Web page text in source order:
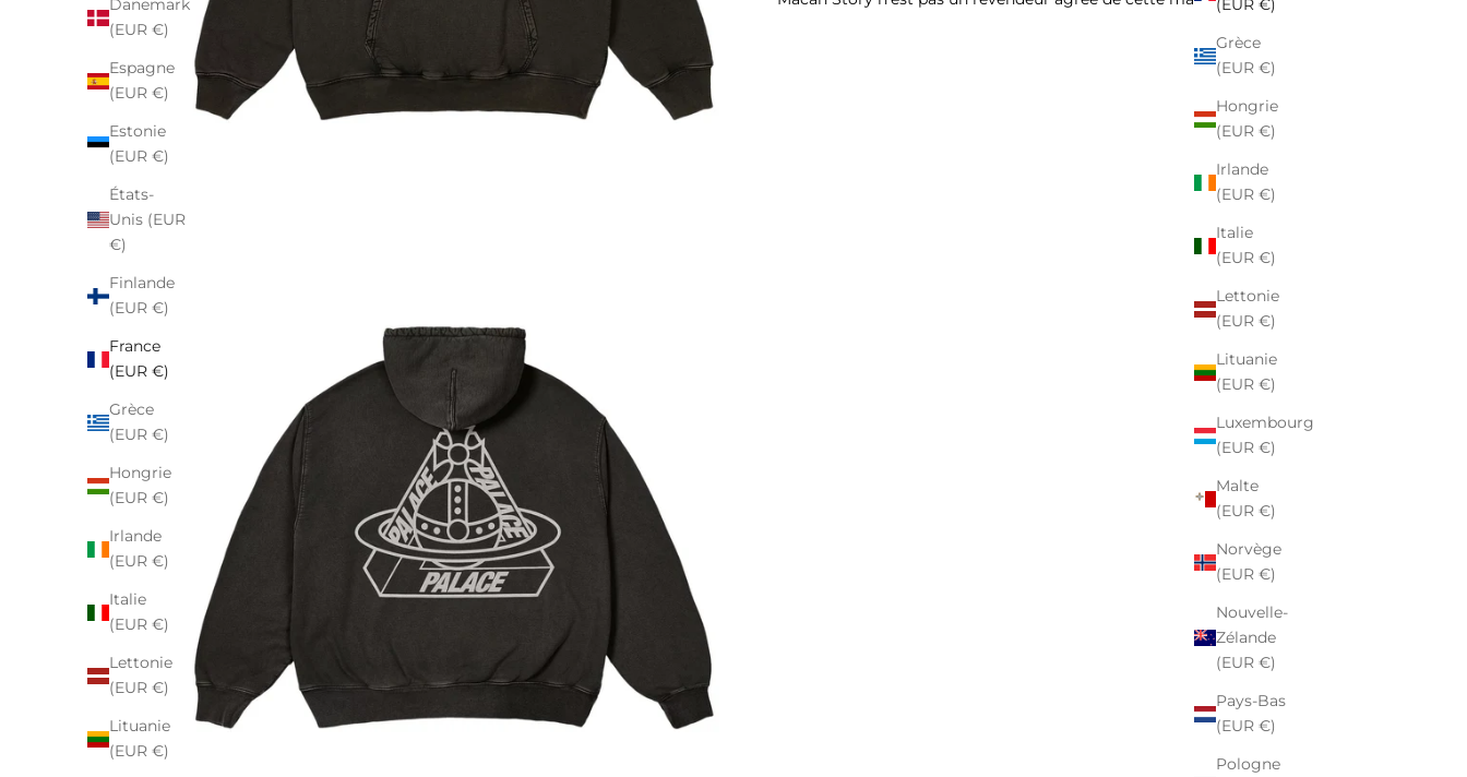
(EUR €)
Grèce
(EUR €)
Hongrie
(EUR €)
Irlande
(EUR €)
Italie
(EUR €)
Lettonie
(EUR €)
Lituanie
(EUR €)
Luxembourg
(EUR €)
Malte
(EUR €)
Norvège
(EUR €)
Nouvelle-
Zélande
(EUR €)
Pays-Bas
(EUR €)
Pologne
Danemark
(EUR €)
Espagne
(EUR €)
Estonie
(EUR €)
États-
Unis (EUR
€)
Finlande
(EUR €)
France
(EUR €)
Grèce
(EUR €)
Hongrie
(EUR €)
Irlande
(EUR €)
Italie
(EUR €)
Lettonie
(EUR €)
Lituanie
(EUR €)